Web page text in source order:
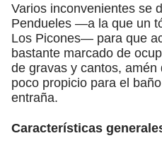
Varios inconvenientes se
Pendueles —a la que un
Los Picones— para que
bastante marcado de
de gravas y cantos,
poco propicio para el
entraña.
Características